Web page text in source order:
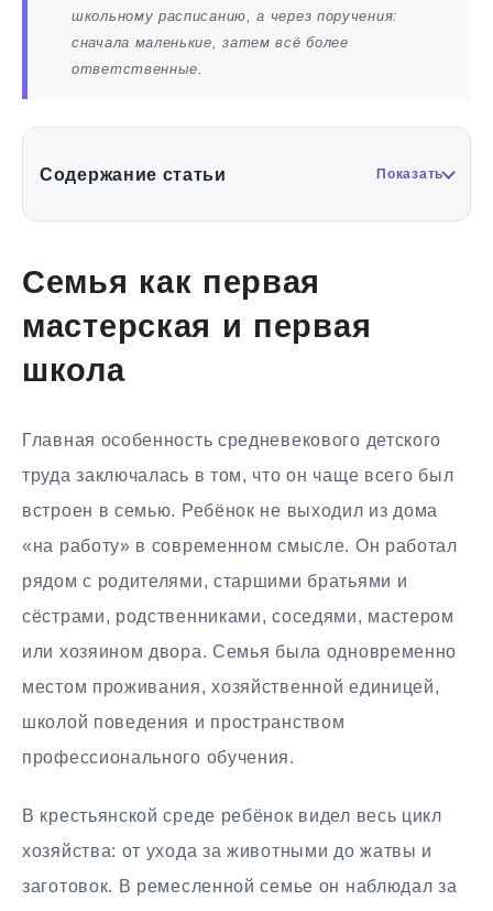
школьному расписанию, а через поручения:
сначала маленькие, затем всё более
ответственные.
Содержание статьи Показать
Семья как первая
мастерская и первая
школа
Главная особенность средневекового детского
труда заключалась в том, что он чаще всего был
встроен в семью. Ребёнок не выходил из дома
«на работу» в современном смысле. Он работал
рядом с родителями, старшими братьями и
сёстрами, родственниками, соседями, мастером
или хозяином двора. Семья была одновременно
местом проживания, хозяйственной единицей,
школой поведения и пространством
профессионального обучения.
В крестьянской среде ребёнок видел весь цикл
хозяйства: от ухода за животными до жатвы и
заготовок. В ремесленной семье он наблюдал за